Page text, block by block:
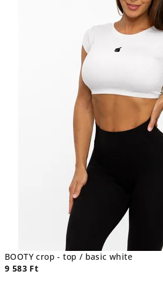
BOOTY crop - top / basic white
9 583 Ft